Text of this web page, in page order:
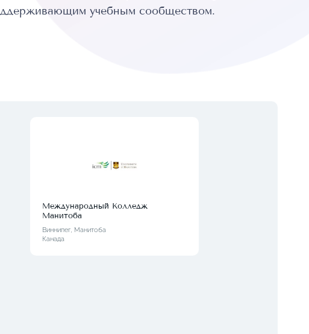
учебным сообществом.
Международный Колледж
Манитоба
Виннипег, Манитоба
Канада